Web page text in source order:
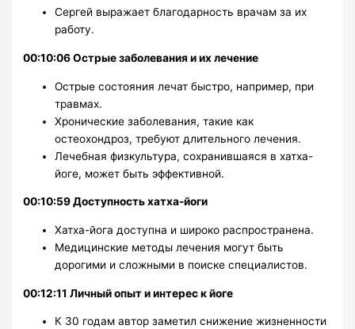
Сергей выражает благодарность врачам за их
работу.
00:10:06 Острые заболевания и их лечение
Острые состояния лечат быстро, например, при
травмах.
Хронические заболевания, такие как
остеохондроз, требуют длительного лечения.
Лечебная физкультура, сохранившаяся в хатха-
йоге, может быть эффективной.
00:10:59 Доступность хатха-йоги
Хатха-йога доступна и широко распространена.
Медицинские методы лечения могут быть
дорогими и сложными в поиске специалистов.
00:12:11 Личный опыт и интерес к йоге
К 30 годам автор заметил снижение жизненности